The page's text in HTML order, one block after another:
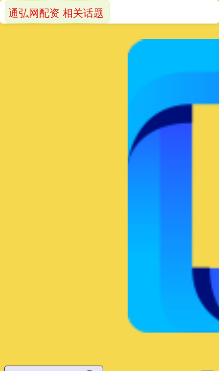
通弘网配资 相关话题